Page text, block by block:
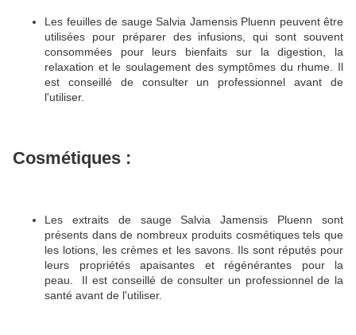
Les feuilles de sauge Salvia Jamensis Pluenn peuvent être
utilisées pour préparer des infusions, qui sont souvent
consommées pour leurs bienfaits sur la digestion, la
relaxation et le soulagement des symptômes du rhume. Il
est conseillé de consulter un professionnel avant de
l'utiliser.
Cosmétiques :
Les extraits de sauge Salvia Jamensis Pluenn sont
présents dans de nombreux produits cosmétiques tels que
les lotions, les crèmes et les savons. Ils sont réputés pour
leurs propriétés apaisantes et régénérantes pour la
peau.
Il est conseillé de consulter un professionnel de la
santé avant de l'utiliser.